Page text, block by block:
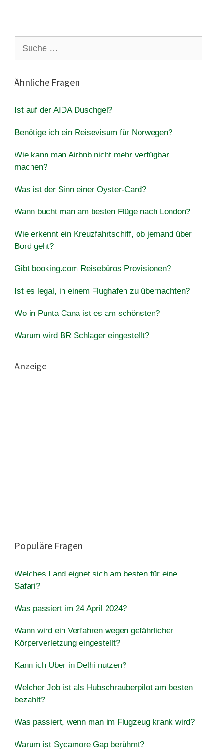
nach:
Ähnliche Fragen
Ist auf der AIDA Duschgel?
Benötige ich ein Reisevisum für Norwegen?
Wie kann man Airbnb nicht mehr verfügbar
machen?
Was ist der Sinn einer Oyster-Card?
Wann bucht man am besten Flüge nach London?
Wie erkennt ein Kreuzfahrtschiff, ob jemand über
Bord geht?
Gibt booking.com Reisebüros Provisionen?
Ist es legal, in einem Flughafen zu übernachten?
Wo in Punta Cana ist es am schönsten?
Warum wird BR Schlager eingestellt?
Anzeige
Populäre Fragen
Welches Land eignet sich am besten für eine
Safari?
Was passiert im 24 April 2024?
Wann wird ein Verfahren wegen gefährlicher
Körperverletzung eingestellt?
Kann ich Uber in Delhi nutzen?
Welcher Job ist als Hubschrauberpilot am besten
bezahlt?
Was passiert, wenn man im Flugzeug krank wird?
Warum ist Sycamore Gap berühmt?